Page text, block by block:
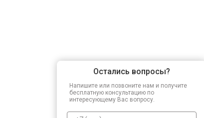
Остались вопросы?
Напишите или позвоните нам и получите
бесплатную консультацию по
интересующему Вас вопросу.